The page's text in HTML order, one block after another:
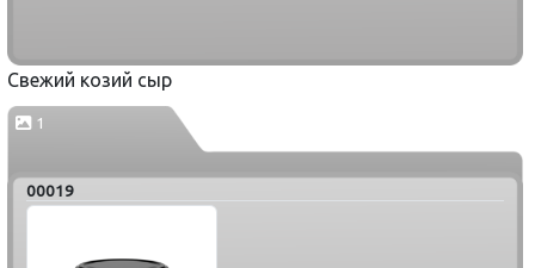
Свежий козий сыр
1
00019